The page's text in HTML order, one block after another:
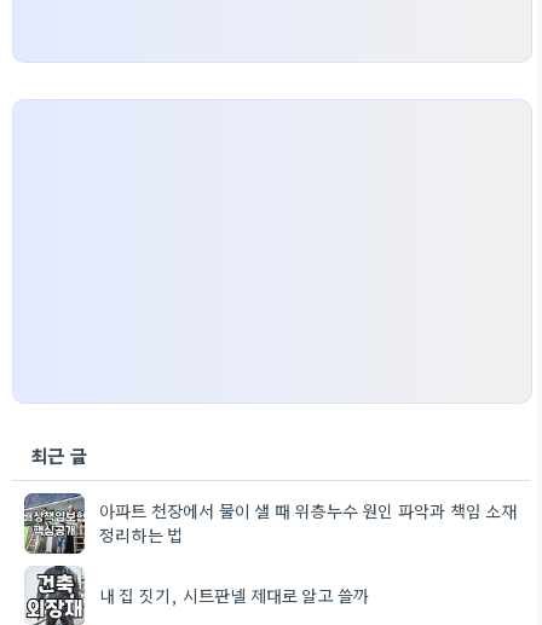
최근 글
아파트 천장에서 물이 샐 때 위층누수 원인 파악과 책임 소재
정리하는 법
내 집 짓기, 시트판넬 제대로 알고 쓸까